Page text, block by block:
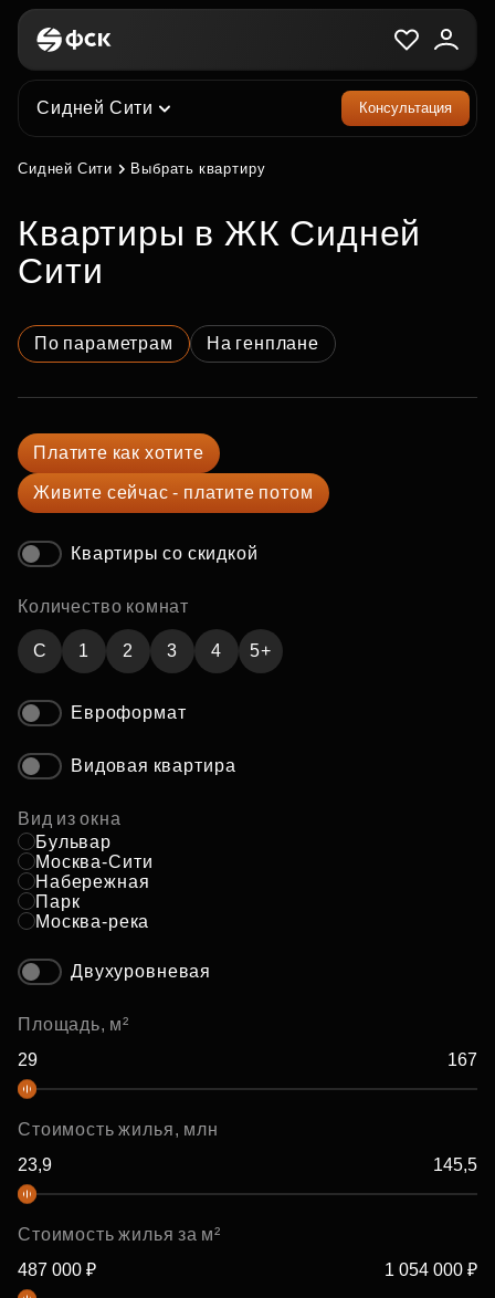
Сидней Сити Консультация
Сидней Сити Выбрать квартиру
квартиры в ЖК Сидней
Сити
По параметрам На генплане
Платите как хотите
Живите сейчас - платите потом
Квартиры со скидкой
Количество комнат
C 1 2 3 4 5+
Евроформат
Видовая квартира
Вид из окна
Бульвар
Москва-Сити
Набережная
Парк
Москва-река
Двухуровневая
Площадь, м²
Стоимость жилья, млн
Стоимость жилья за м²